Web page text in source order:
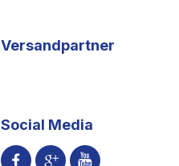
Versandpartner
Social Media